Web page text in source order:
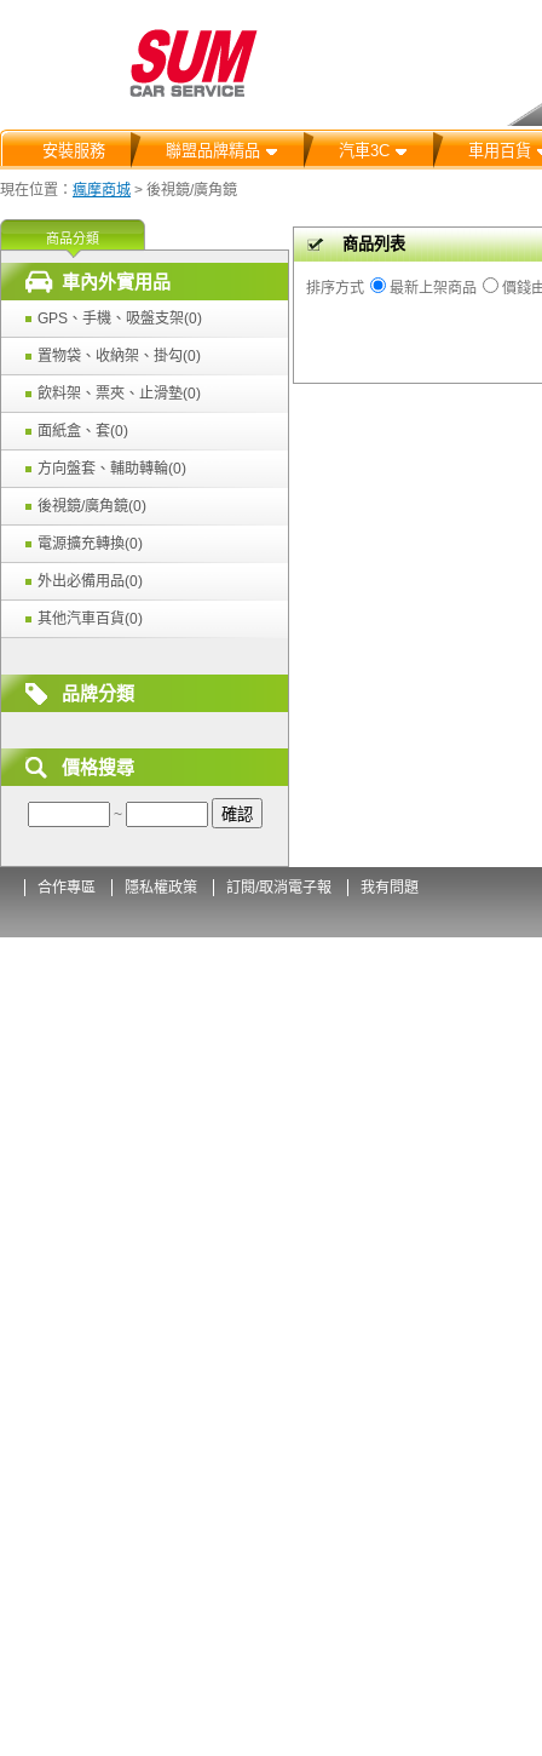
安裝服務 聯盟品牌精品 汽車3C 車用百貨
現在位置： 瘋摩商城 > 後視鏡/廣角鏡
商品分類
車內外實用品
GPS、手機、吸盤支架(0)
置物袋、收納架、掛勾(0)
飲料架、票夾、止滑墊(0)
面紙盒、套(0)
方向盤套、輔助轉輪(0)
後視鏡/廣角鏡(0)
電源擴充轉換(0)
外出必備用品(0)
其他汽車百貨(0)
品牌分類
價格搜尋
~
商品列表
排序方式 最新上架商品 價錢
合作專區 隱私權政策 訂閱/取消電子報 我有問題